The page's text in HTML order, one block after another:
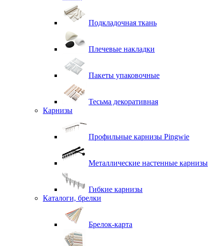
Подкладочная ткань
Плечевые накладки
Пакеты упаковочные
Тесьма декоративная
Карнизы
Профильные карнизы Pingwie
Металлические настенные карнизы
Гибкие карнизы
Каталоги, брелки
Брелок-карта